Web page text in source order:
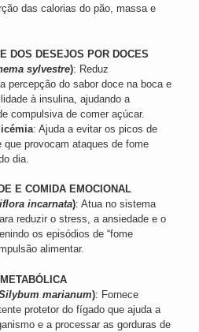
das calorias do pão, massa e
DOS DESEJOS POR DOCES
sylvestre): Reduz
percepção do sabor doce na boca e
à insulina, ajudando a
compulsiva de comer açúcar.
: Ajuda a evitar os picos de
que provocam ataques de fome
dia.
E COMIDA EMOCIONAL
incarnata): Atua no sistema
reduzir o stress, a ansiedade e o
os episódios de “fome
alimentar.
marianum): Fornece
protetor do fígado que ajuda a
e a processar as gorduras de